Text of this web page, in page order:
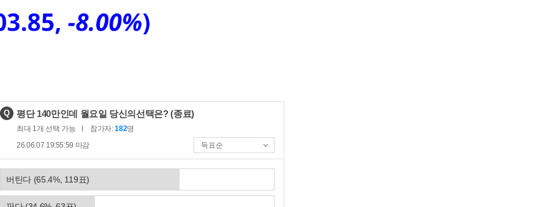
Q
제
목
:
평단 140만인데 월요일 당신의선택은? (종료)
최대 1개 선택 가능 참가자:182명
26.06.07 19:55:59 마감
버틴다 (65.4%, 119표)